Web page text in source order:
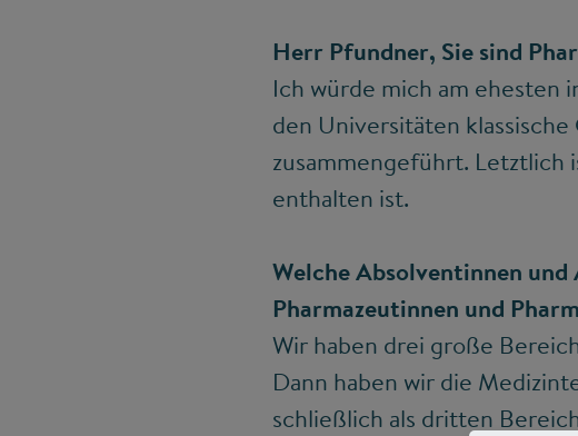
Herr Pfundner, Sie sind
Ich würde mich am ehesten
den Universitäten
zusammengeführt. Letztlich
enthalten ist.
Welche Absolventinnen und
Pharmazeutinnen und
Wir haben drei große
Dann haben wir die
schließlich als dritten